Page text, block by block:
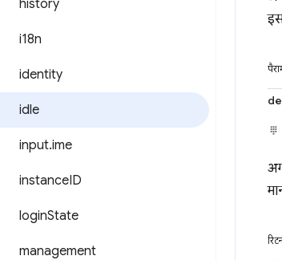
history
i18n
identity
idle
input.ime
instanceID
loginState
management